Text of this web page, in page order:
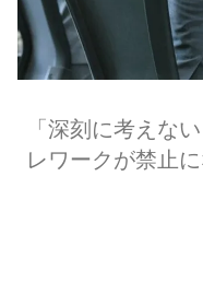
「深刻に考えな
レワークが禁止